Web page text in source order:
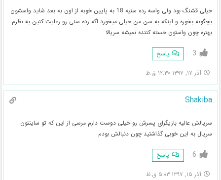
خیلی قشنگ بود ولی واسه رده سنیه 18 به پایین خوبه از اون به بعد شاید واسشون
بچگونه بخوره و اینکه به سن من خیلی میخورد اگه رده سنی رو رعایت کنین به نظرم
بهتره چون واستون خسته کننده نمیشه سریالا
3 پاسخ
آذر ۱۷, ۱۳۹۷ ۱۲:۳۰ ق.ظ
Shakiba
سریالش عالیه بازیگرای پسرش رو خیلی دوست دارم مرسی از این که تو سایتتون
سریال به این خوبی گذاشتید چون دنبالش بودم
6 پاسخ
آذر ۱۵, ۱۳۹۷ ۵:۰۳ ق.ظ